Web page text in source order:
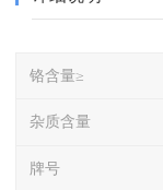
铬含量≥
杂质含量
牌号